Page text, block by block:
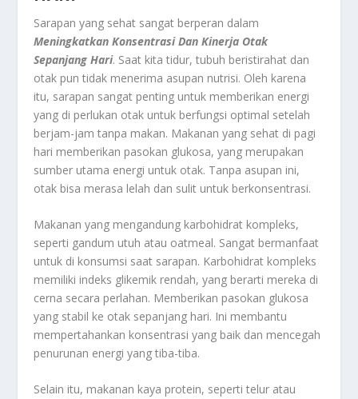
Sarapan yang sehat sangat berperan dalam
Meningkatkan Konsentrasi Dan Kinerja Otak
Sepanjang Hari. Saat kita tidur, tubuh beristirahat dan
otak pun tidak menerima asupan nutrisi. Oleh karena
itu, sarapan sangat penting untuk memberikan energi
yang di perlukan otak untuk berfungsi optimal setelah
berjam-jam tanpa makan. Makanan yang sehat di pagi
hari memberikan pasokan glukosa, yang merupakan
sumber utama energi untuk otak. Tanpa asupan ini,
otak bisa merasa lelah dan sulit untuk berkonsentrasi.
Makanan yang mengandung karbohidrat kompleks,
seperti gandum utuh atau oatmeal. Sangat bermanfaat
untuk di konsumsi saat sarapan. Karbohidrat kompleks
memiliki indeks glikemik rendah, yang berarti mereka di
cerna secara perlahan. Memberikan pasokan glukosa
yang stabil ke otak sepanjang hari. Ini membantu
mempertahankan konsentrasi yang baik dan mencegah
penurunan energi yang tiba-tiba.
Selain itu, makanan kaya protein, seperti telur atau